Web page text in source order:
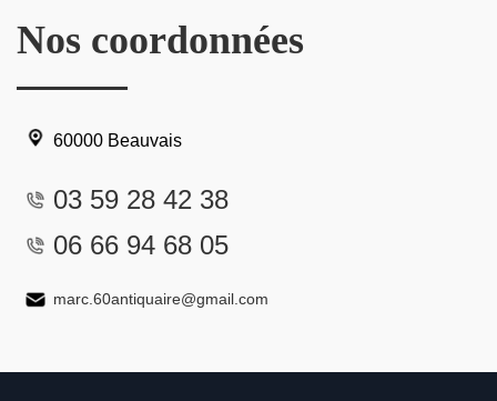
Nos coordonnées
60000 Beauvais
03 59 28 42 38
06 66 94 68 05
marc.60antiquaire@gmail.com